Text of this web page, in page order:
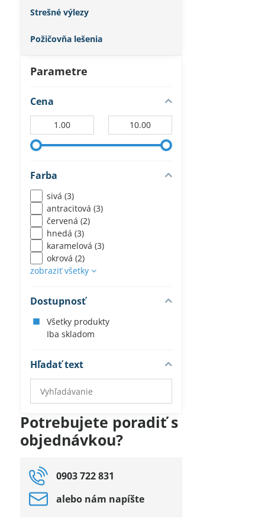
Parametre
Cena
Farba
sivá (3)
antracitová (3)
červená (2)
hnedá (3)
karamelová (3)
okrová (2)
zobraziť všetky
Dostupnosť
Všetky produkty
Iba skladom
Hľadať text
Prehľadať
výsledky
fulltextom
Potrebujete poradiť s
objednávkou?
0903 722 831
alebo nám napíšte
Strešné výlezy
Požičovňa lešenia